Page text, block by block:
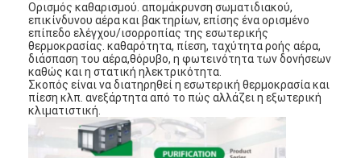
Σπίτι
Προϊόντα
Ορισμός καθαρισμού. απομάκρυνση σωματιδιακού,
επικίνδυνου αέρα και βακτηρίων, επίσης ένα ορισμένο
επίπεδο ελέγχου/ισορροπίας της εσωτερικής
θερμοκρασίας. καθαρότητα, πίεση, ταχύτητα ροής αέρα,
διάσπαση του αέρα,θόρυβο, η φωτεινότητα των δονήσεων
καθώς και η στατική ηλεκτρικότητα.
Σκοπός είναι να διατηρηθεί η εσωτερική θερμοκρασία και
πίεση κλπ. ανεξάρτητα από το πώς αλλάζει η εξωτερική
κλιματιστική.